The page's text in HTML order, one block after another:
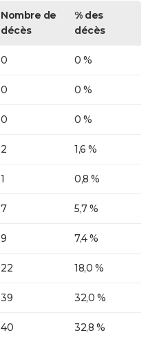
Nombre de
décès
% des
décès
0 0 %
0 0 %
0 0 %
2 1,6 %
1 0,8 %
7 5,7 %
9 7,4 %
22 18,0 %
39 32,0 %
40 32,8 %